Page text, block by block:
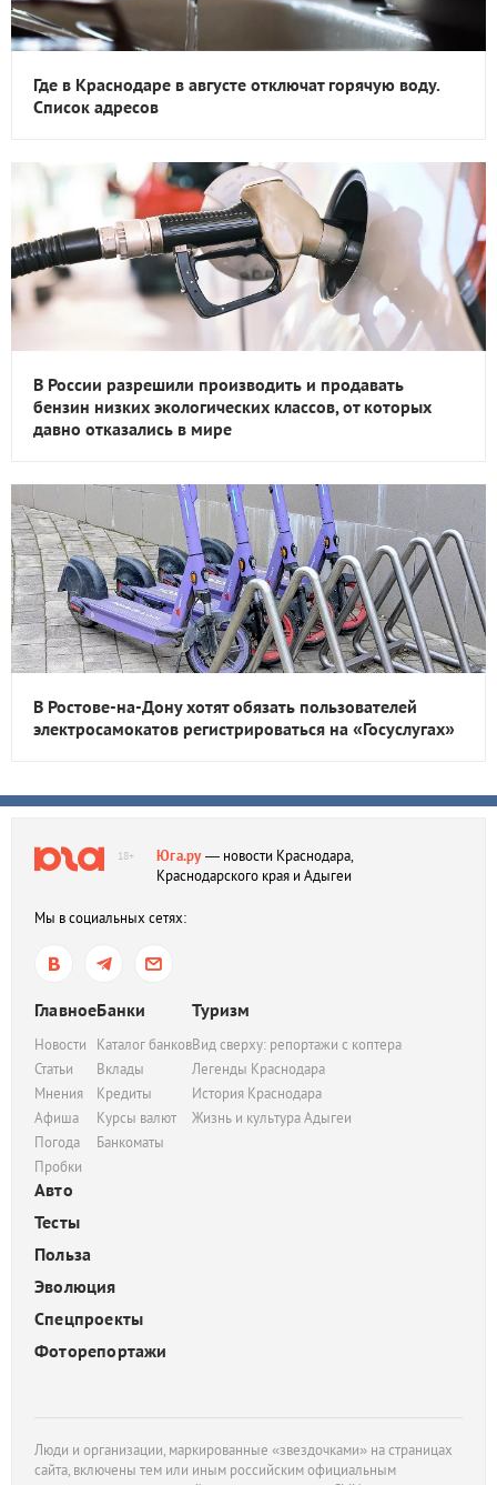
Где в Краснодаре в августе отключат горячую воду.
Список адресов
В России разрешили производить и продавать
бензин низких экологических классов, от которых
давно отказались в мире
В Ростове-на-Дону хотят обязать пользователей
электросамокатов регистрироваться на «Госуслугах»
18+ Юга.ру— новости Краснодара,
Краснодарского края и Адыгеи
Мы в социальных сетях:
Главное
Новости
Статьи
Мнения
Афиша
Погода
Пробки
Банки
Каталог банков
Вклады
Кредиты
Курсы валют
Банкоматы
Туризм
Вид сверху: репортажи с коптера
Легенды Краснодара
История Краснодара
Жизнь и культура Адыгеи
Авто
Тесты
Польза
Эволюция
Спецпроекты
Фоторепортажи
Люди и организации, маркированные «звездочками» на страницах
сайта, включены тем или иным российским официальным